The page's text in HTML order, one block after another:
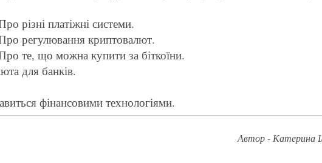
різні платіжні системи.
регулювання криптовалют.
те, що можна купити за біткоїни.
для банків.
фінансовими технологіями.
Автор - Катерина